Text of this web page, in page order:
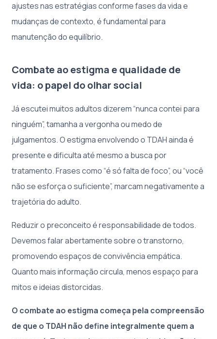
ajustes nas estratégias conforme fases da vida e
mudanças de contexto, é fundamental para
manutenção do equilíbrio.
Combate ao estigma e qualidade de
vida: o papel do olhar social
Já escutei muitos adultos dizerem “nunca contei para
ninguém”, tamanha a vergonha ou medo de
julgamentos. O estigma envolvendo o TDAH ainda é
presente e dificulta até mesmo a busca por
tratamento. Frases como “é só falta de foco”, ou “você
não se esforça o suficiente”, marcam negativamente a
trajetória do adulto.
Reduzir o preconceito é responsabilidade de todos.
Devemos falar abertamente sobre o transtorno,
promovendo espaços de convivência empática.
Quanto mais informação circula, menos espaço para
mitos e ideias distorcidas.
O combate ao estigma começa pela compreensão
de que o TDAH não define integralmente quem a